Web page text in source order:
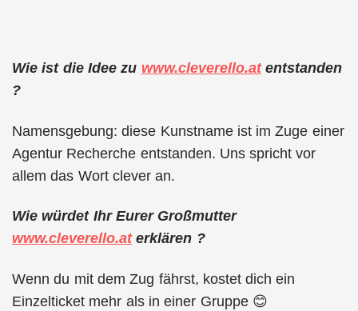
Wie ist die Idee zu www.cleverello.atentstanden
?
Namensgebung: diese Kunstname ist im Zuge einer
Agentur Recherche entstanden. Uns spricht vor
allem das Wort clever an.
Wie würdet Ihr Eurer Großmutter
www.cleverello.aterklären ?
Wenn du mit dem Zug fährst, kostet dich ein
Einzelticket mehr als in einer Gruppe 😊